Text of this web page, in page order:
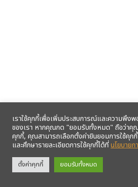
รับข้อมูลข่าวสารจากสหกรณ์ฯ ผ่าน LINE ก่อ
เราใช้คุกกี้เพื่อเพิ่มประสบการณ์และความพึงพ
ของเรา หากคุณกด "ยอมรับทั้งหมด" ถือว่าคุ
คุกกี้, คุณสามารถเลือกตั้งค่ายินยอมการใช้คุก
และศึกษารายละเอียดการใช้คุกกี้ได้ที่นโยบายก
ตั้งค่าคุกกี้ ยอมรับทั้งหมด